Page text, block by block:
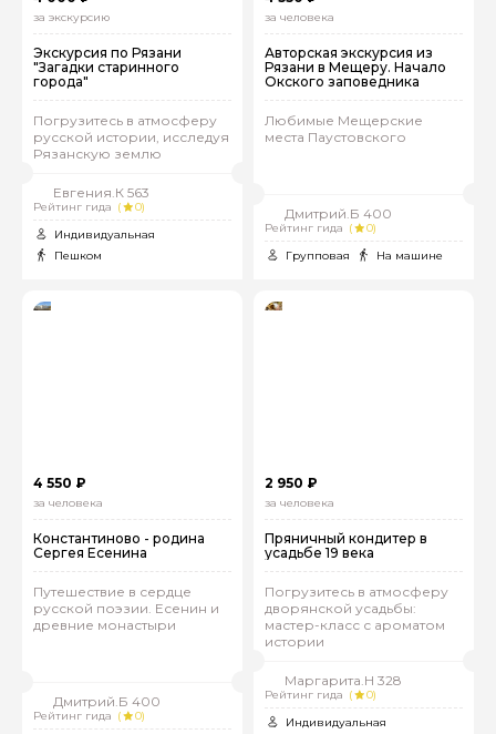
Россия
за экскурсию
Экскурсия по Рязани
"Загадки старинного
города"
Погрузитесь в атмосферу
русской истории, исследуя
Рязанскую землю
Евгения.К 563
Рейтинг гида (
0)
Индивидуальная
Пешком
за человека
Авторская экскурсия из
Рязани в Мещеру. Начало
Окского заповедника
Любимые Мещерские
места Паустовского
Дмитрий.Б 400
Рейтинг гида (
0)
Групповая
На машине
4 550 ₽
за человека
Константиново - родина
Сергея Есенина
Путешествие в сердце
русской поэзии. Есенин и
древние монастыри
Дмитрий.Б 400
Рейтинг гида (
0)
2 950 ₽
за человека
Пряничный кондитер в
усадьбе 19 века
Погрузитесь в атмосферу
дворянской усадьбы:
мастер-класс с ароматом
истории
Маргарита.Н 328
Рейтинг гида (
0)
Индивидуальная